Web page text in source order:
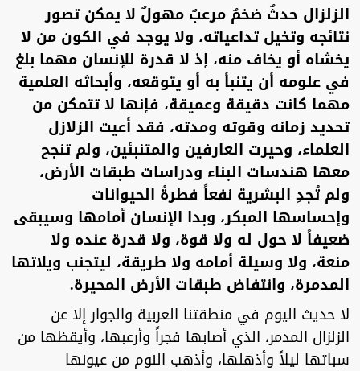
الزلزال حدثٌ ضخمٌ مرعبٌ مهولٌ لا يمكن تصور
نتائجه وتخيل تداعياته، ولا يوجد في الكون من لا
يخشاه أو يخاف منه، إذ لا قدرة للإنسان مهما بلغ
في علومه أن يتنبأ به أو يتوقعه، وأبحاثه العلمية
مهما كانت دقيقة وعميقة، فإنها لا تتمكن من
تحديد زمانه وقوته ومدته، فقد أعيت الزلازل
العلماء، وحيرت العارفين والمتنبئين، ولم تنجح
معها هندسات البناء ودراسات طبقات الأرض،
ولم تُجدِ البشرية نفعاً فطرةُ الحيوانات
وإحساسها المبكر، وبدا الإنسان أمامها وسيبقى
ضعيفاً لا حول له ولا قوة، ولا قدرة عنده ولا
منعة، ولا وسيلة أمامه ولا طريقة، ليتجنب ويلاتها
المدمرة، وانتفاض طبقات الأرض المحيرة.
لا حديث اليوم في منطقتنا العربية والجوار إلا عن
الزلزال المدمر، الذي أصابها فجراً وأرعبها، وأيقظها من
سباتها ليلاً وأذهلها، وأذهب النوم من عيونها